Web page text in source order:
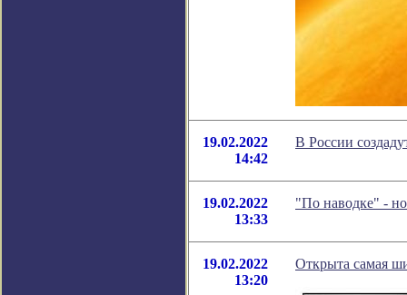
19.02.2022
14:42
В России
19.02.2022
13:33
"По наводке" -
19.02.2022
13:20
Открыта самая